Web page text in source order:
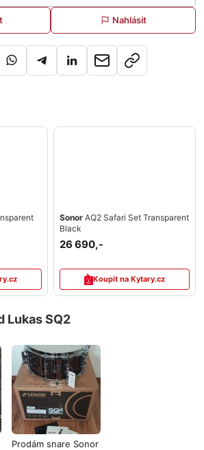
Nahlásit
Sonor AQ2 Safari Set Transparent
Black
26 690,-
Koupit na Kytary.cz
Lukas SQ2
Prodám snare Sonor